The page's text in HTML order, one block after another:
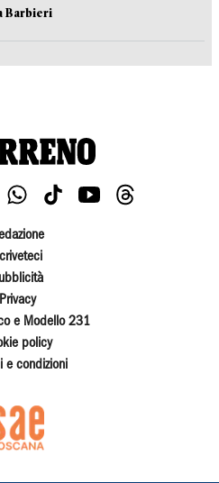
Barbieri
Privacy
e Modello 231
policy
e condizioni